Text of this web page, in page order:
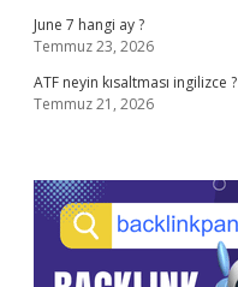
June 7 hangi ay ?
Temmuz 23, 2026
ATF neyin kısaltması ingilizce ?
Temmuz 21, 2026